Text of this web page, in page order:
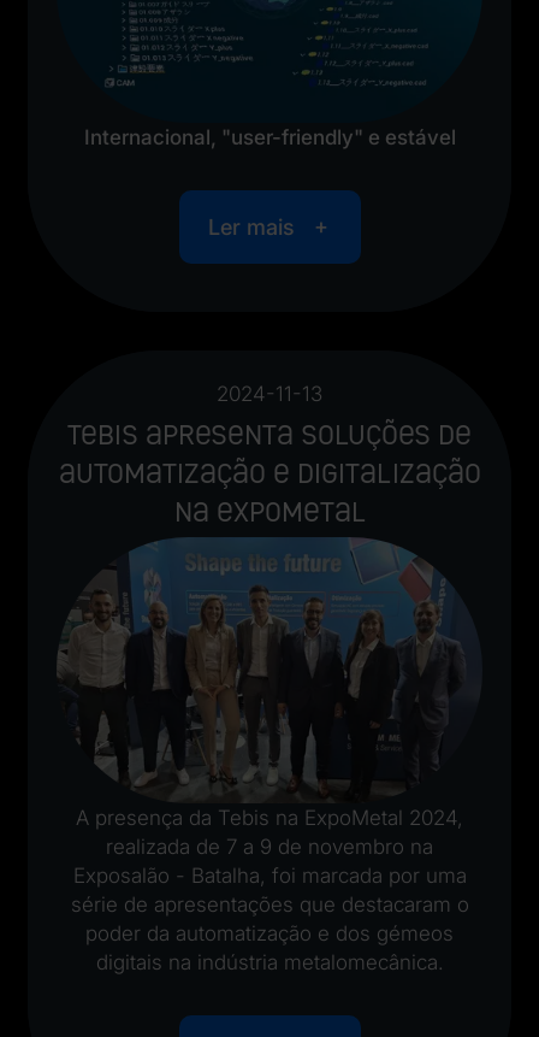
Internacional, "user-friendly" e estável
Ler mais
2024-11-13
Tebis apresenta soluções de
automatização e digitalização
na ExpoMetal
A presença da Tebis na ExpoMetal 2024,
realizada de 7 a 9 de novembro na
Exposalão - Batalha, foi marcada por uma
série de apresentações que destacaram o
poder da automatização e dos gémeos
digitais na indústria metalomecânica.